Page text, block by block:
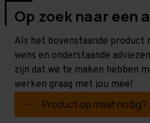
Op zoek naar een
Als het bovenstaande product
wens en onderstaande
zijn dat we te maken hebben
werken graag met jou mee!
Product op maat nodig?